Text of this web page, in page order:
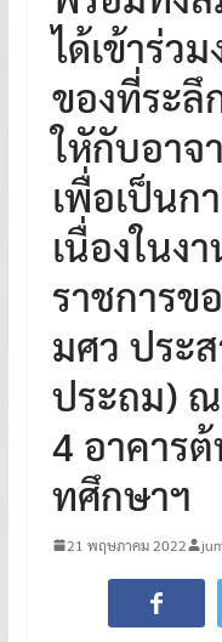
ได้เข้าร่ว
ของที่ระลึ
ใหักับอาจ
เพื่อเป็นก
เนื่องในง
ราชการข
มศว ประ
ประถม)
4 อาคาร
ทศึกษาฯ
21 พฤษภาคม 2022